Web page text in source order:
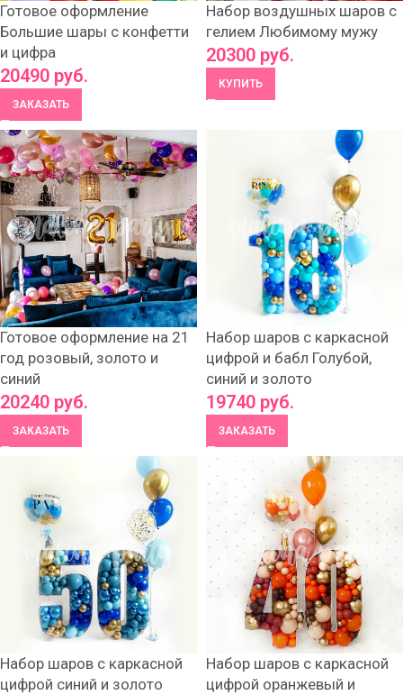
Готовое оформление
Большие шары с конфетти
и цифра
20490 руб.
ЗАКАЗАТЬ
Набор воздушных шаров с
гелием Любимому мужу
20300 руб.
КУПИТЬ
Готовое оформление на 21
год розовый, золото и
синий
20240 руб.
ЗАКАЗАТЬ
Набор шаров с каркасной
цифрой и бабл Голубой,
синий и золото
19740 руб.
ЗАКАЗАТЬ
Набор шаров с каркасной
цифрой синий и золото
Набор шаров с каркасной
цифрой оранжевый и